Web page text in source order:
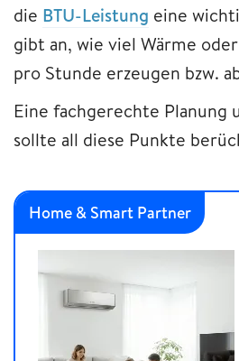
die BTU-Leistung eine
gibt an, wie viel Wärme
pro Stunde erzeugen bzw.
Eine fachgerechte Planung
sollte all diese Punkte
Home & Smart Partner